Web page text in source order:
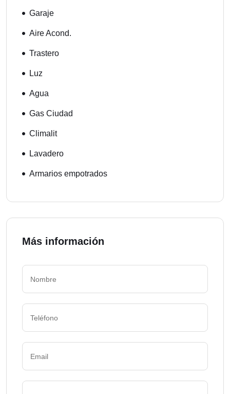
Garaje
Aire Acond.
Trastero
Luz
Agua
Gas Ciudad
Climalit
Lavadero
Armarios empotrados
Más información